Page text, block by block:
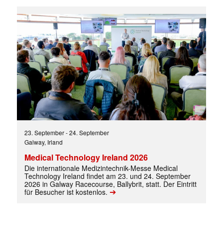
23. September-24. September
Galway, Irland
Medical Technology Ireland 2026
Die internationale Medizintechnik-Messe Medical
Technology Ireland findet am 23. und 24. September
2026 in Galway Racecourse, Ballybrit, statt. Der Eintritt
für Besucher ist kostenlos. ➔